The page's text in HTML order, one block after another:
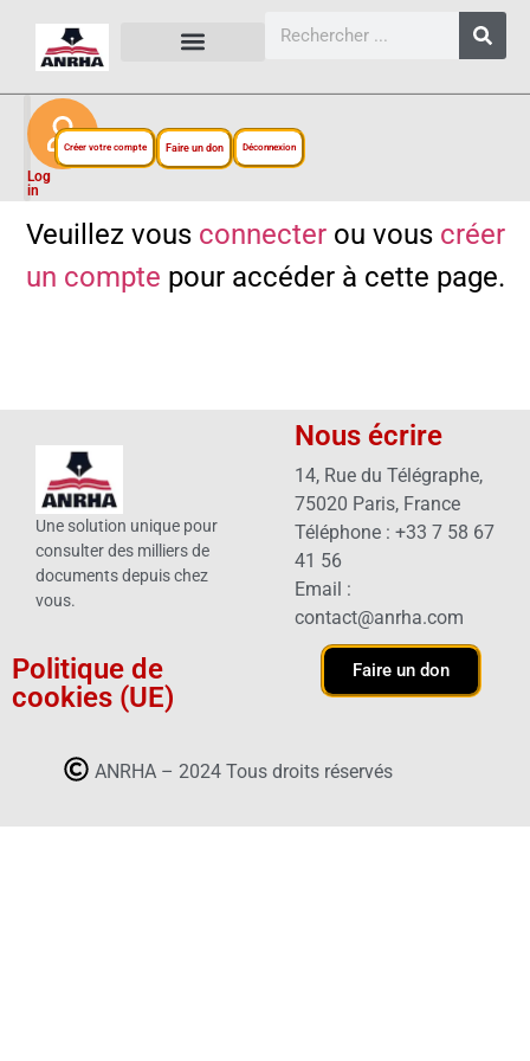
Log
in
Créer votre compte Faire un don Déconnexion
Veuillez vous connecterou vous créer
un compte pour accéder à cette page.
Une solution unique pour
consulter des milliers de
documents depuis chez
vous.
Politique de
cookies (UE)
Nous écrire
14, Rue du Télégraphe,
75020 Paris, France
Téléphone : +33 7 58 67
41 56
Email :
contact@anrha.com
Faire un don
ANRHA – 2024 Tous droits réservés